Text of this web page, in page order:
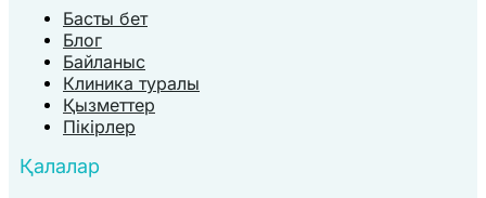
Басты бет
Блог
Байланыс
Клиника туралы
Қызметтер
Пікірлер
Қалалар